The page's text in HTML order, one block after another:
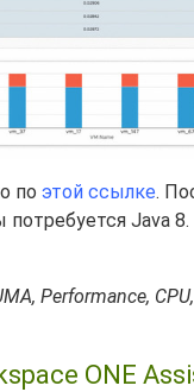
по этой ссылке.
потребуется Java 8.
Performance,
ONE